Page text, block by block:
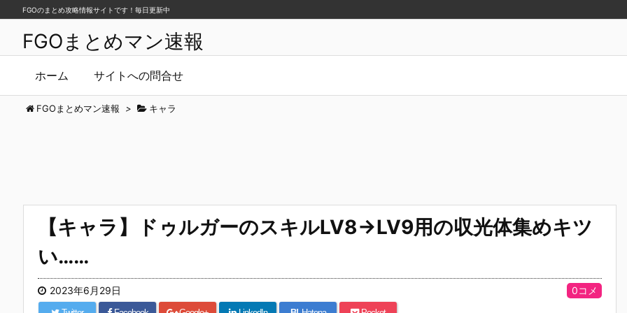
FGOまとめマン速報
ホーム サイトへの問合せ
FGOのまとめ攻略情報サイトです！毎日更新中
FGOまとめマン速報 > キャラ
【キャラ】ドゥルガーのスキルLV8→LV9用の収光体集めキツ
い……
2023年6月29日 0コメ